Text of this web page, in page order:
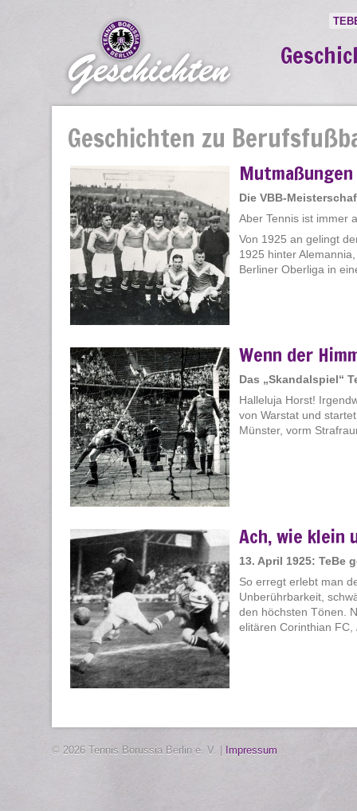
Geschichten zu
Die VBB-
Aber Tennis ist immer
Von 1925 an gelingt
1925 hinter
Berliner Oberliga in
Wenn der
Das „Skandalspiel“
Halleluja Horst!
von Warstat und
Münster, vorm
Ach, wie klein
13. April 1925: TeBe
So erregt erlebt man
Unberührbarkeit,
den höchsten Tönen.
elitären Corinthian FC,
© 2026 Tennis Borussia Berlin e. V. | Impressum